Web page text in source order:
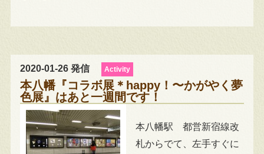
2020-01-26 発信 Activity
本八幡『コラボ展＊happy！〜かがやく夢
色展』はあと一週間です！
本八幡駅 都営新宿線改
札からでて、左手すぐに